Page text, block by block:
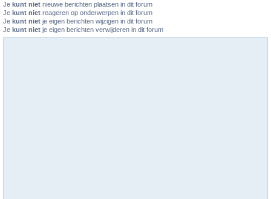
Je kunt niet nieuwe berichten plaatsen in dit forum
Je kunt niet reageren op onderwerpen in dit forum
Je kunt niet je eigen berichten wijzigen in dit forum
Je kunt niet je eigen berichten verwijderen in dit forum